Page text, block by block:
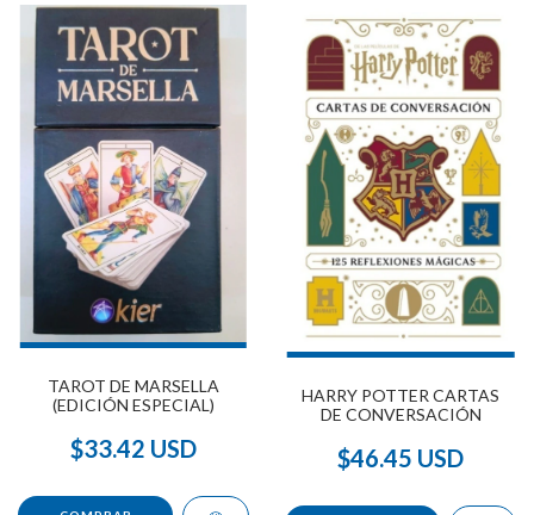
TAROT DE MARSELLA
(EDICIÓN ESPECIAL)
$33.42 USD
HARRY POTTER CARTAS
DE CONVERSACIÓN
$46.45 USD